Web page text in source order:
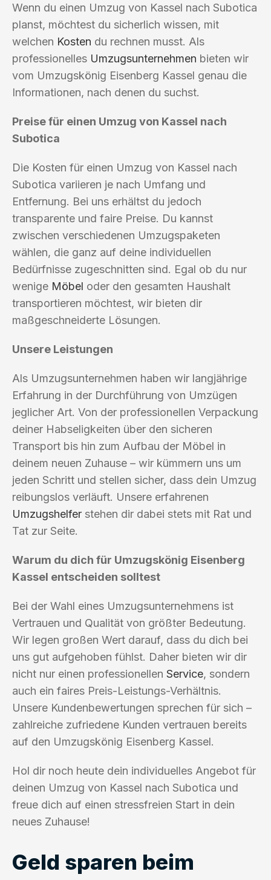
Wenn du einen Umzug von Kassel nach Subotica
planst, möchtest du sicherlich wissen, mit
welchen Kosten du rechnen musst. Als
professionelles Umzugsunternehmen bieten wir
vom Umzugskönig Eisenberg Kassel genau die
Informationen, nach denen du suchst.
Preise für einen Umzug von Kassel nach
Subotica
Die Kosten für einen Umzug von Kassel nach
Subotica variieren je nach Umfang und
Entfernung. Bei uns erhältst du jedoch
transparente und faire Preise. Du kannst
zwischen verschiedenen Umzugspaketen
wählen, die ganz auf deine individuellen
Bedürfnisse zugeschnitten sind. Egal ob du nur
wenige Möbel oder den gesamten Haushalt
transportieren möchtest, wir bieten dir
maßgeschneiderte Lösungen.
Unsere Leistungen
Als Umzugsunternehmen haben wir langjährige
Erfahrung in der Durchführung von Umzügen
jeglicher Art. Von der professionellen Verpackung
deiner Habseligkeiten über den sicheren
Transport bis hin zum Aufbau der Möbel in
deinem neuen Zuhause – wir kümmern uns um
jeden Schritt und stellen sicher, dass dein Umzug
reibungslos verläuft. Unsere erfahrenen
Umzugshelfer stehen dir dabei stets mit Rat und
Tat zur Seite.
Warum du dich für Umzugskönig Eisenberg
Kassel entscheiden solltest
Bei der Wahl eines Umzugsunternehmens ist
Vertrauen und Qualität von größter Bedeutung.
Wir legen großen Wert darauf, dass du dich bei
uns gut aufgehoben fühlst. Daher bieten wir dir
nicht nur einen professionellen Service, sondern
auch ein faires Preis-Leistungs-Verhältnis.
Unsere Kundenbewertungen sprechen für sich –
zahlreiche zufriedene Kunden vertrauen bereits
auf den Umzugskönig Eisenberg Kassel.
Hol dir noch heute dein individuelles Angebot für
deinen Umzug von Kassel nach Subotica und
freue dich auf einen stressfreien Start in dein
neues Zuhause!
Geld sparen beim